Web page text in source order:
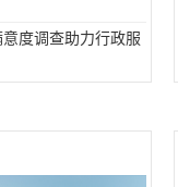
度调查助力行政服